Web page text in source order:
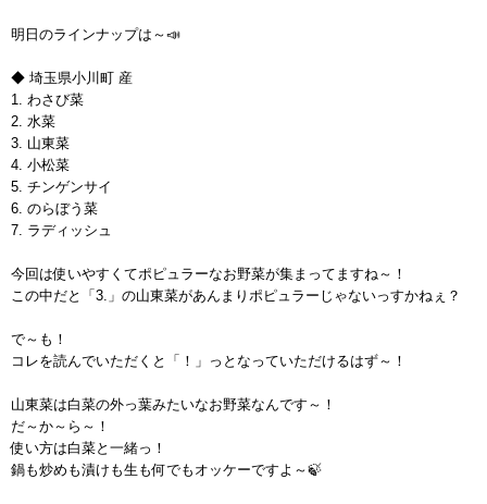
明日のラインナップは～📣
◆ 埼玉県小川町 産
1. わさび菜
2. 水菜
3. 山東菜
4. 小松菜
5. チンゲンサイ
6. のらぼう菜
7. ラディッシュ
今回は使いやすくてポピュラーなお野菜が集まってますね～！
この中だと「3.」の山東菜があんまりポピュラーじゃないっすかねぇ？
で～も！
コレを読んでいただくと「！」っとなっていただけるはず～！
山東菜は白菜の外っ葉みたいなお野菜なんです～！
だ～か～ら～！
使い方は白菜と一緒っ！
鍋も炒めも漬けも生も何でもオッケーですよ～🍃